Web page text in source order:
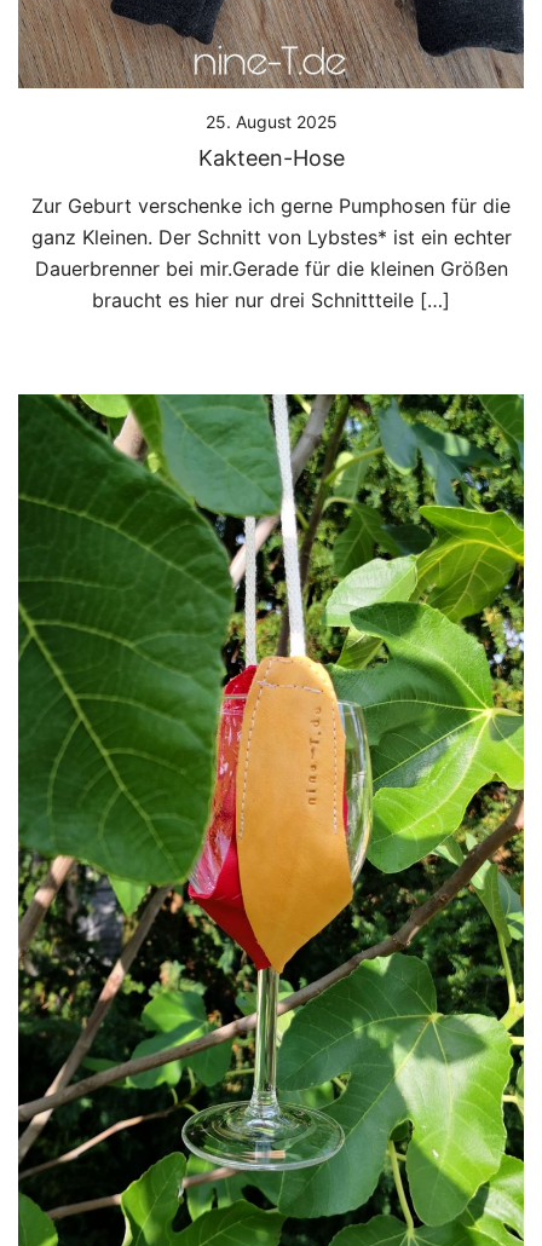
25. August 2025
Kakteen-Hose
Zur Geburt verschenke ich gerne Pumphosen für die
ganz Kleinen. Der Schnitt von Lybstes* ist ein echter
Dauerbrenner bei mir.Gerade für die kleinen Größen
braucht es hier nur drei Schnittteile […]